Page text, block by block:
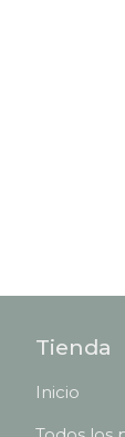
Tienda
Inicio